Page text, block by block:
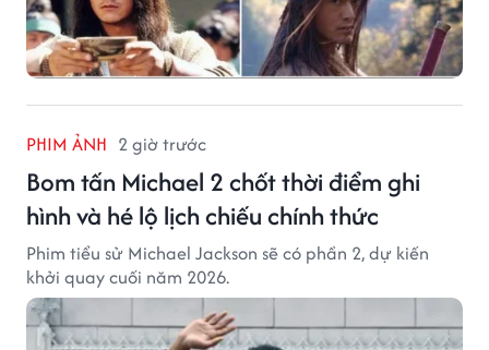
PHIM ẢNH 2 giờ trước
Bom tấn Michael 2 chốt thời điểm ghi
hình và hé lộ lịch chiếu chính thức
Phim tiểu sử Michael Jackson sẽ có phần 2, dự kiến
khởi quay cuối năm 2026.